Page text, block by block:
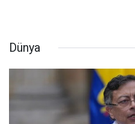
Dünya